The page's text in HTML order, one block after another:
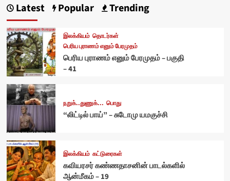
Latest Popular Trending
இலக்கியம் தொடர்கள்
பெரிய புராணம் எனும் பேரமுதம்
பெரிய புராணம் எனும் பேரமுதம் – பகுதி
– 41
நறுக்..துணுக்... பொது
“லிட்டில் பாய்” – சுடோமு யமகுச்சி
இலக்கியம் கட்டுரைகள்
கவியரசர் கண்ணதாசனின் பாடல்களில்
ஆன்மீகம் – 19